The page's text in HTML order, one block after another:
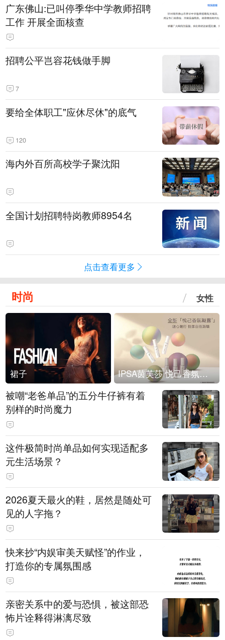
广东佛山:已叫停季华中学教师招聘
工作 开展全面核查
招聘公平岂容花钱做手脚
7
要给全体职工"应休尽休"的底气
120
海内外百所高校学子聚沈阳
全国计划招聘特岗教师8954名
点击查看更多
时尚 女性
裙子 IPSA茵芙莎 悦己香氛凝露上市
被嘲“老爸单品”的五分牛仔裤有着
别样的时尚魔力
这件极简时尚单品如何实现适配多
元生活场景？
2026夏天最火的鞋，居然是随处可
见的人字拖？
快来抄“内娱审美天赋怪”的作业，
打造你的专属氛围感
亲密关系中的爱与恐惧，被这部恐
怖片诠释得淋漓尽致